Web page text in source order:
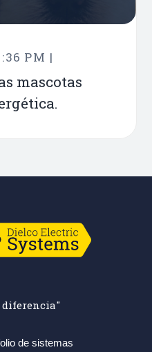
PM |
mascotas
diferencia"
de sistemas